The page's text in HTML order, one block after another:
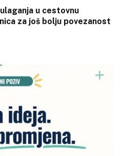
u cestovnu
za još bolju povezanost